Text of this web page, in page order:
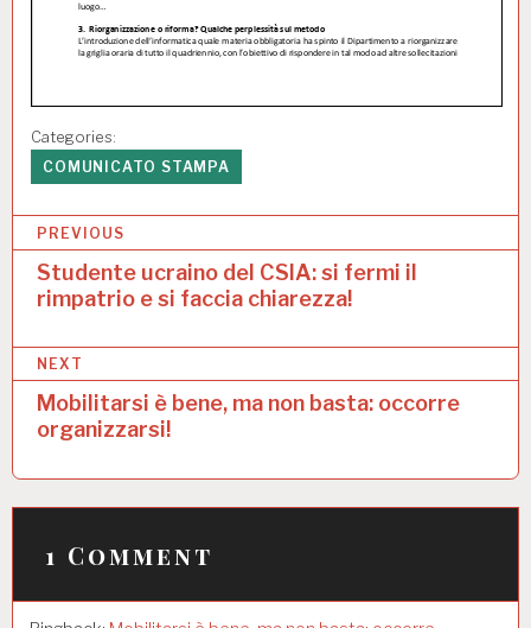
Categories:
COMUNICATO STAMPA
N
a
i
g
z
i
PREVIOUS
Studente ucraino del CSIA: si fermi il
rimpatrio e si faccia chiarezza!
NEXT
Mobilitarsi è bene, ma non basta: occorre
organizzarsi!
1 Comment